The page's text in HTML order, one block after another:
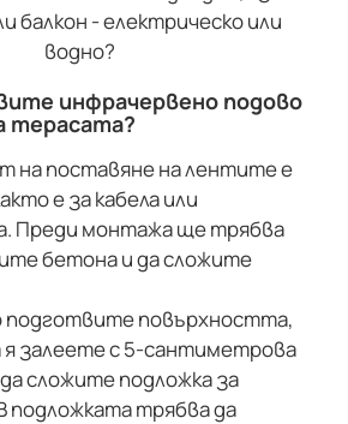
инфрачервено подово
терасата?
на поставяне на лентите е
е за кабела или
Преди монтажа ще трябва
бетона и да сложите
подготвите повърхността,
я залеете с 5-сантиметрова
сложите подложка за
подложката трябва да